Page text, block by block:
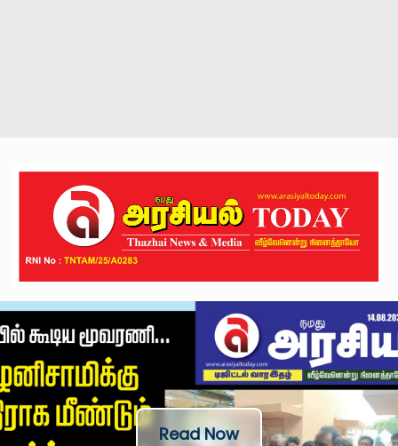
Read Now